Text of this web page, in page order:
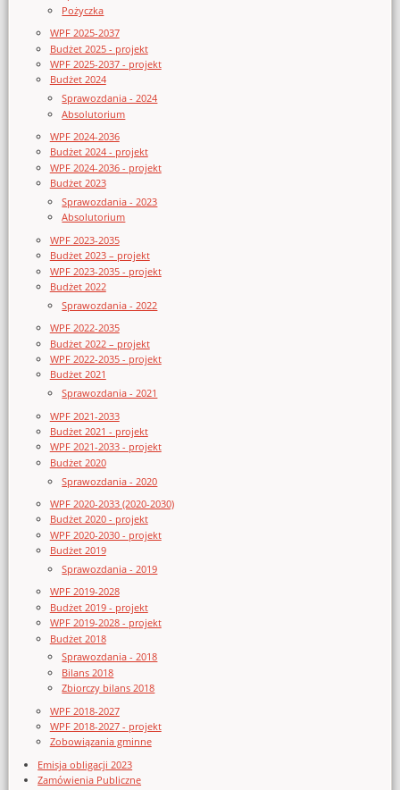
Pożyczka
WPF 2025-2037
Budżet 2025 - projekt
WPF 2025-2037 - projekt
Budżet 2024
Sprawozdania - 2024
Absolutorium
WPF 2024-2036
Budżet 2024 - projekt
WPF 2024-2036 - projekt
Budżet 2023
Sprawozdania - 2023
Absolutorium
WPF 2023-2035
Budżet 2023 – projekt
WPF 2023-2035 - projekt
Budżet 2022
Sprawozdania - 2022
WPF 2022-2035
Budżet 2022 – projekt
WPF 2022-2035 - projekt
Budżet 2021
Sprawozdania - 2021
WPF 2021-2033
Budżet 2021 - projekt
WPF 2021-2033 - projekt
Budżet 2020
Sprawozdania - 2020
WPF 2020-2033 (2020-2030)
Budżet 2020 - projekt
WPF 2020-2030 - projekt
Budżet 2019
Sprawozdania - 2019
WPF 2019-2028
Budżet 2019 - projekt
WPF 2019-2028 - projekt
Budżet 2018
Sprawozdania - 2018
Bilans 2018
Zbiorczy bilans 2018
WPF 2018-2027
WPF 2018-2027 - projekt
Zobowiązania gminne
Emisja obligacji 2023
Zamówienia Publiczne